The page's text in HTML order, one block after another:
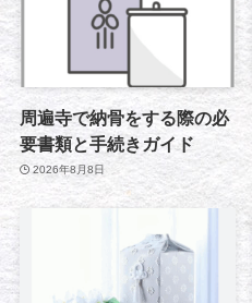
周遍寺で納骨をする際の必
要書類と手続きガイド
2026年8月8日